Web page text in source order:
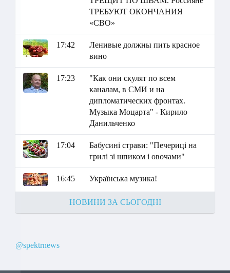
ТРЕБУЮТ ОКОНЧАНИЯ
«СВО»
17:42
Ленивые должны пить красное
вино
17:23
"Как они скулят по всем
каналам, в СМИ и на
дипломатических фронтах.
Музыка Моцарта" - Кирило
Данильченко
17:04
Бабусині страви: "Печериці на
грилі зі шпиком і овочами"
16:45 Українська музика!
НОВИНИ ЗА СЬОГОДНІ
@spektrnews